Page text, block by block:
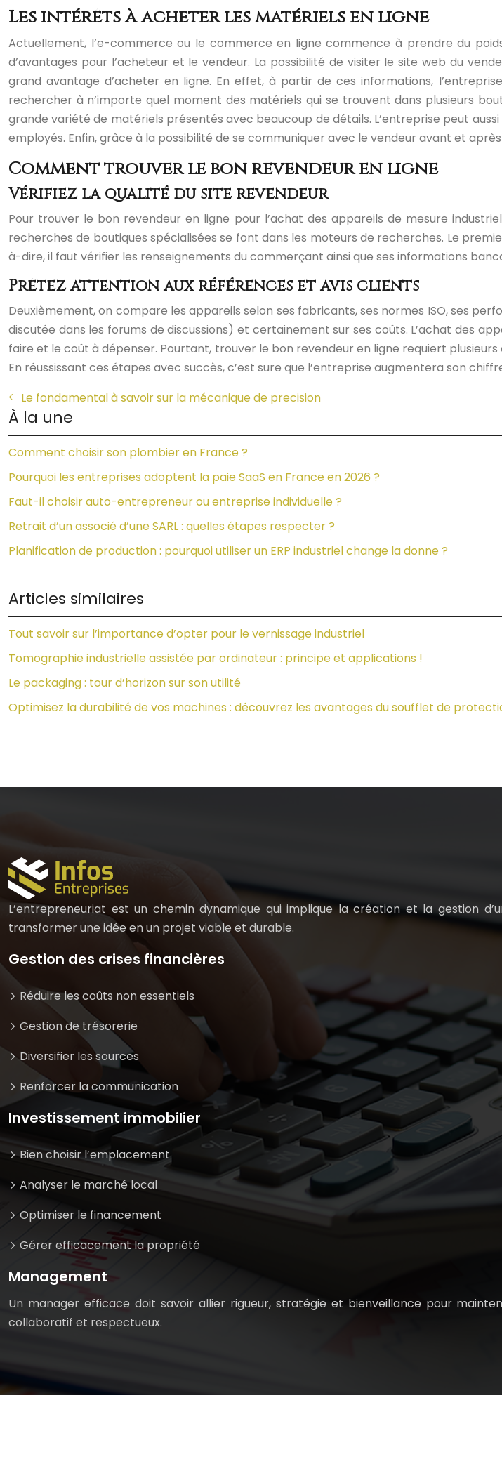
Les intérêts à acheter les matériels en ligne
Actuellement, l’e-commerce ou le commerce en ligne commence à prendre du
d’avantages pour l’acheteur et le vendeur. La possibilité de visiter le site web du
grand avantage d’acheter en ligne. En effet, à partir de ces informations,
rechercher à n’importe quel moment des matériels qui se trouvent dans plusieurs
grande variété de matériels présentés avec beaucoup de détails. L’entreprise peut
employés. Enfin, grâce à la possibilité de se communiquer avec le vendeur avant et
Comment trouver le bon revendeur en ligne
Vérifiez la qualité du site revendeur
Pour trouver le bon revendeur en ligne pour l’achat des appareils de mesure
recherches de boutiques spécialisées se font dans les moteurs de recherches. Le
à-dire, il faut vérifier les renseignements du commerçant ainsi que ses informations
Prêtez attention aux références et avis clients
Deuxièmement, on compare les appareils selon ses fabricants, ses normes ISO, ses
discutée dans les forums de discussions) et certainement sur ses coûts. L’achat des
faire et le coût à dépenser. Pourtant, trouver le bon revendeur en ligne requiert
En réussissant ces étapes avec succès, c’est sure que l’entreprise augmentera son
Le fondamental à savoir sur la mécanique de precision
À la une
Comment choisir son plombier en France ?
Pourquoi les entreprises adoptent la paie SaaS en France en 2026 ?
Faut-il choisir auto-entrepreneur ou entreprise individuelle ?
Retrait d’un associé d’une SARL : quelles étapes respecter ?
Planification de production : pourquoi utiliser un ERP industriel change la donne ?
Articles similaires
Tout savoir sur l’importance d’opter pour le vernissage industriel
Tomographie industrielle assistée par ordinateur : principe et applications !
Le packaging : tour d’horizon sur son utilité
Optimisez la durabilité de vos machines : découvrez les avantages du soufflet de
L’entrepreneuriat est un chemin dynamique qui implique la création et la gestion
transformer une idée en un projet viable et durable.
Gestion des crises financières
Réduire les coûts non essentiels
Gestion de trésorerie
Diversifier les sources
Renforcer la communication
Investissement immobilier
Bien choisir l’emplacement
Analyser le marché local
Optimiser le financement
Gérer efficacement la propriété
Management
Un manager efficace doit savoir allier rigueur, stratégie et bienveillance pour
collaboratif et respectueux.